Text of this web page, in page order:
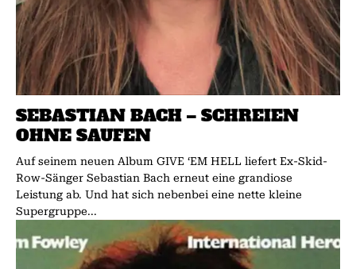
SEBASTIAN BACH – SCHREIEN
OHNE SAUFEN
Auf seinem neuen Album GIVE ‘EM HELL liefert Ex-Skid-
Row-Sänger Sebastian Bach erneut eine grandiose
Leistung ab. Und hat sich nebenbei eine nette kleine
Supergruppe...